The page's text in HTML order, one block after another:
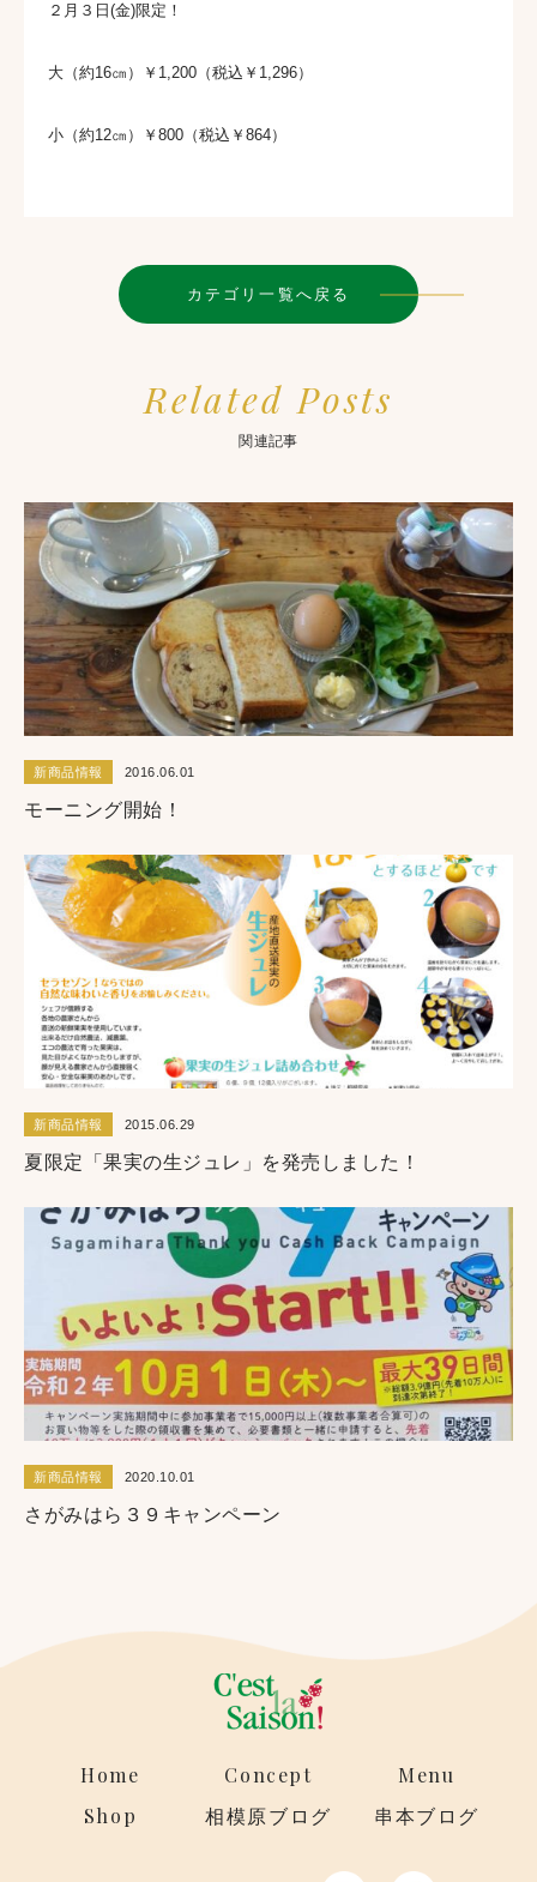
２月３日(金)限定！
大（約16㎝）￥1,200（税込￥1,296）
小（約12㎝）￥800（税込￥864）
カテゴリ一覧へ戻る
Related Posts
関連記事
新商品情報 2016.06.01
モーニング開始！
新商品情報 2015.06.29
夏限定「果実の生ジュレ」を発売しました！
新商品情報 2020.10.01
さがみはら３９キャンペーン
Home Concept
Menu
Shop
相模原ブログ 串本ブログ